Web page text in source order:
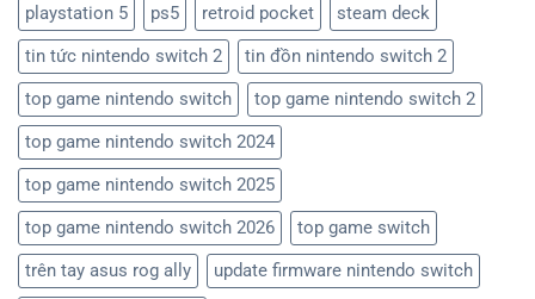
playstation 5
ps5 retroid pocket
steam deck
tin tức nintendo switch 2
tin đồn nintendo switch 2
top game nintendo switch
top game nintendo switch 2
top game nintendo switch 2024
top game nintendo switch 2025
top game nintendo switch 2026
top game switch
trên tay asus rog ally
update firmware nintendo switch